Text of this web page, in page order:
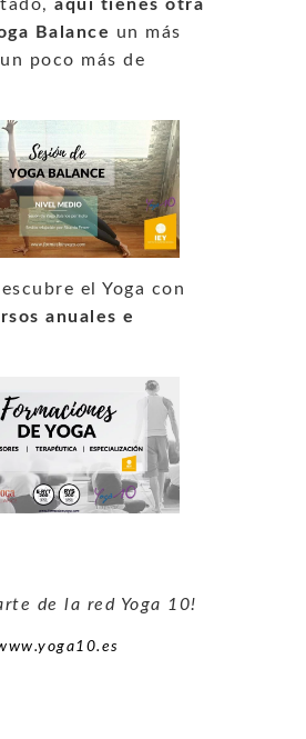
aquí tienes otra
Balance un más
poco más de
el Yoga con
anuales e
de la red Yoga 10!